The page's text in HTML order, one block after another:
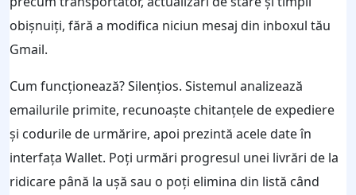
obișnuiți, fără a modifica niciun mesaj din inboxul tău
Gmail.
Cum funcționează? Silențios. Sistemul analizează
emailurile primite, recunoaște chitanțele de expediere
și codurile de urmărire, apoi prezintă acele date în
interfața Wallet. Poți urmări progresul unei livrări de la
ridicare până la ușă sau o poți elimina din listă când